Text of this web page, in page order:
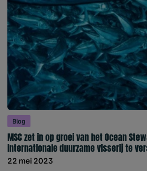
Blog
MSC zet in op groei van het Ocean
internationale duurzame visserij te
22 mei 2023